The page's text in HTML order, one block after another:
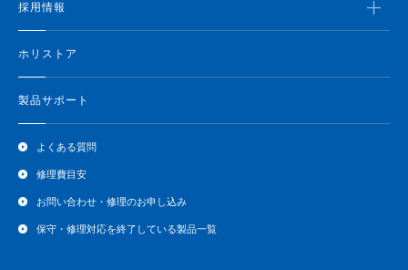
採用情報
ホリストア
製品サポート
よくある質問
修理費目安
お問い合わせ・修理のお申し込み
保守・修理対応を終了している製品一覧